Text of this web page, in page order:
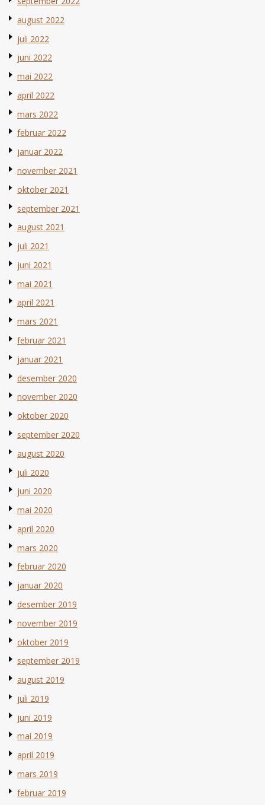
august 2022
juli 2022
juni 2022
mai 2022
april 2022
mars 2022
februar 2022
januar 2022
november 2021
oktober 2021
september 2021
august 2021
juli 2021
juni 2021
mai 2021
april 2021
mars 2021
februar 2021
januar 2021
desember 2020
november 2020
oktober 2020
september 2020
august 2020
juli 2020
juni 2020
mai 2020
april 2020
mars 2020
februar 2020
januar 2020
desember 2019
november 2019
oktober 2019
september 2019
august 2019
juli 2019
juni 2019
mai 2019
april 2019
mars 2019
februar 2019